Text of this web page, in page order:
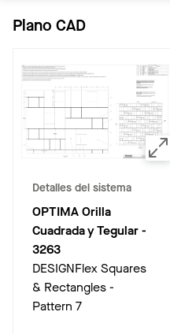
Plano CAD
Detalles del sistema
OPTIMA Orilla
Cuadrada y Tegular-
3263
DESIGNFlex Squares
& Rectangles -
Pattern 7